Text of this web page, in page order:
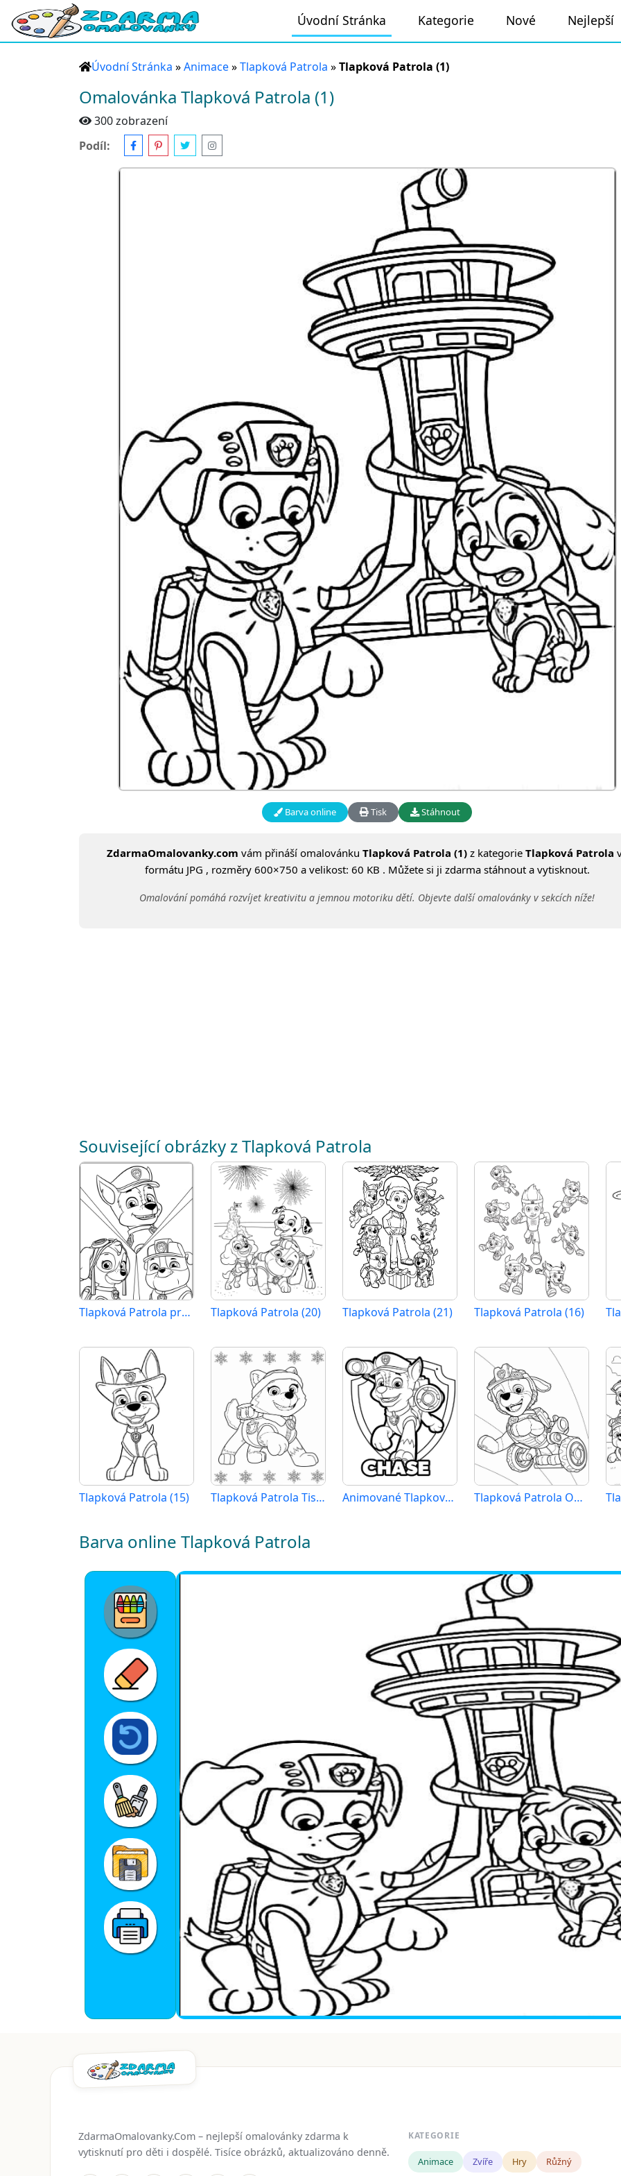
Úvodní Stránka Kategorie Nové Nejlepší
Úvodní Stránka »Animace»Tlapková Patrola »Tlapková Patrola (1)
Omalovánka Tlapková Patrola (1)
300 zobrazení
Podíl:
Barva online Tisk Stáhnout
ZdarmaOmalovanky.com vám přináší omalovánku Tlapková Patrola (1)z kategorie Tlapková Patrola
formátu JPG , rozměry 600×750 a velikost: 60 KB . Můžete si ji zdarma stáhnout a vytisknout.
Omalování pomáhá rozvíjet kreativitu a jemnou motoriku dětí. Objevte další omalovánky v sekcích níže!
Související obrázky z Tlapková Patrola
Tlapková Patrola pro 2leté Děti Tlapková Patrola (20) Tlapková Patrola (21) Tlapková Patrola (16)
Tlapková Patrola (15) Tlapková Patrola Tisknutelné Animované Tlapková Patrola Tlapková Patrola Obrázek
Barva online Tlapková Patrola
ZdarmaOmalovanky.Com – nejlepší omalovánky zdarma k
vytisknutí pro děti i dospělé. Tisíce obrázků, aktualizováno denně.
KATEGORIE
Animace Zvíře Hry Růžný